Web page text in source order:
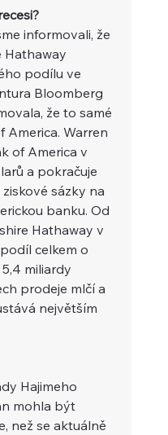
informovali, že
Hathaway
podílu ve
Bloomberg
že to samé
America. Warren
of America v
a pokračuje
sázky na
banku. Od
Hathaway v
celkem o
miliardy
prodeje mlčí a
největším
Hajimeho
mohla být
než se aktuálně